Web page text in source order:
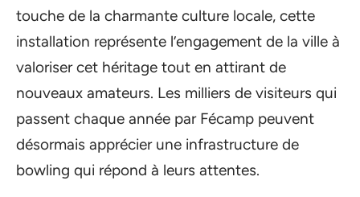
touche de la charmante culture locale, cette
installation représente l’engagement de la ville à
valoriser cet héritage tout en attirant de
nouveaux amateurs. Les milliers de visiteurs qui
passent chaque année par Fécamp peuvent
désormais apprécier une infrastructure de
bowling qui répond à leurs attentes.